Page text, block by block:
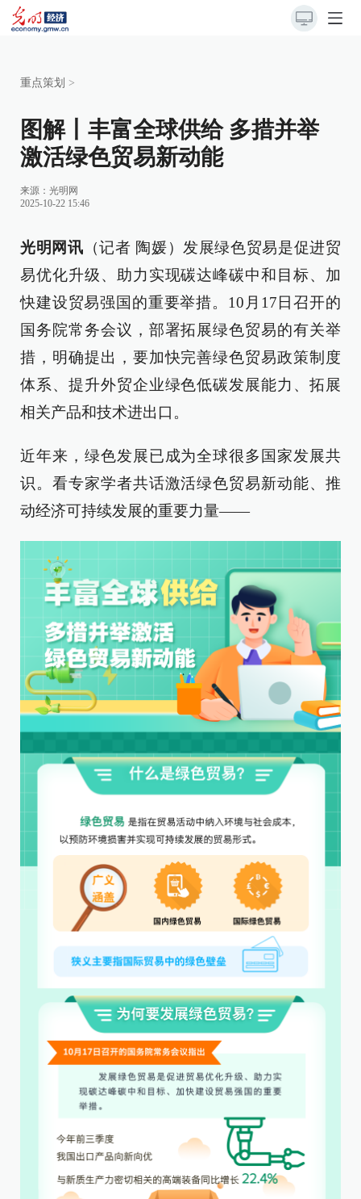
重点策划 >
图解丨丰富全球供给 多措并举
激活绿色贸易新动能
来源： 光明网
2025-10-22 15:46
光明网讯 （记者 陶媛）发展绿色贸易是促进贸
易优化升级、助力实现碳达峰碳中和目标、加
快建设贸易强国的重要举措。10月17日召开的
国务院常务会议，部署拓展绿色贸易的有关举
措，明确提出，要加快完善绿色贸易政策制度
体系、提升外贸企业绿色低碳发展能力、拓展
相关产品和技术进出口。
近年来，绿色发展已成为全球很多国家发展共
识。看专家学者共话激活绿色贸易新动能、推
动经济可持续发展的重要力量——